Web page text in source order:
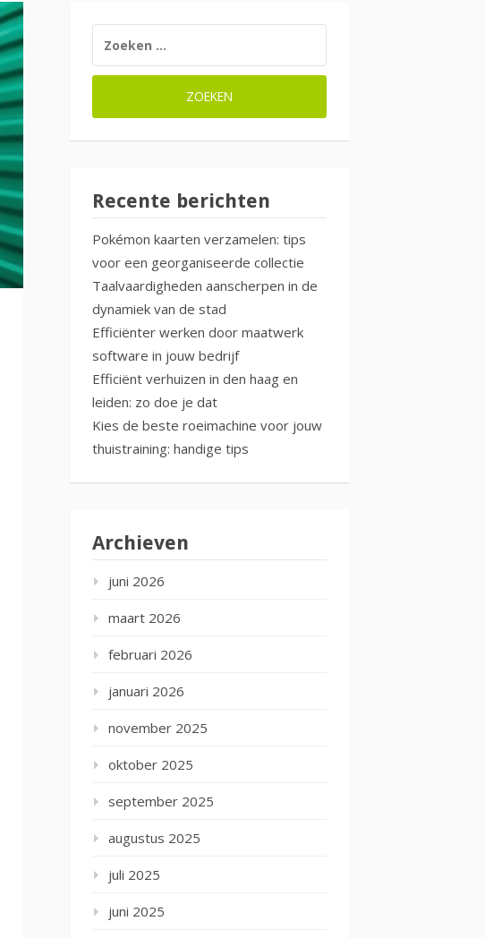
NAAR:
Recente berichten
Pokémon kaarten verzamelen: tips
voor een georganiseerde collectie
Taalvaardigheden aanscherpen in de
dynamiek van de stad
Efficiënter werken door maatwerk
software in jouw bedrijf
Efficiënt verhuizen in den haag en
leiden: zo doe je dat
Kies de beste roeimachine voor jouw
thuistraining: handige tips
Archieven
juni 2026
maart 2026
februari 2026
januari 2026
november 2025
oktober 2025
september 2025
augustus 2025
juli 2025
juni 2025